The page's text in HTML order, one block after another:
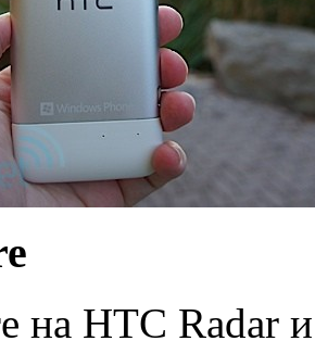
на HTC Radar